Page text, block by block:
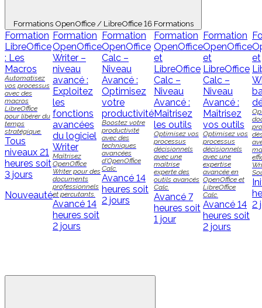
Formations OpenOffice / LibreOffice 16 Formations
Formation
LibreOffice
: Les
Macros
Automatisez
vos processus
avec des
macros
LibreOffice
pour libérer du
temps
stratégique.
Tous
niveaux 21
heures soit
3 jours
Nouveauté
Formation
OpenOffice
Writer –
niveau
avancé :
Exploitez
les
fonctions
avancées
du logiciel
Writer
Maîtrisez
OpenOffice
Writer pour des
documents
professionnels
et percutants.
Avancé 14
heures soit
2 jours
Formation
OpenOffice
Calc –
Niveau
Avancé :
Optimisez
votre
productivité
Boostez votre
productivité
avec des
techniques
avancées
d'OpenOffice
Calc.
Avancé 14
heures soit
2 jours
Formation
OpenOffice
et
LibreOffice
Calc –
Niveau
Avancé :
Maîtrisez
les outils
Optimisez vos
processus
décisionnels
avec une
maîtrise
experte des
outils avancés
Calc.
Avancé 7
heures soit
1 jour
Formation
OpenOffice
et
LibreOffice
Calc –
Niveau
Avancé :
Maîtrisez
vos outils
Optimisez vos
processus
décisionnels
avec une
expertise
avancée en
OpenOffice et
LibreOffice
Calc.
Avancé 14
heures soit
2 jours
et
2